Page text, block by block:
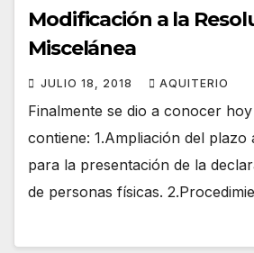
Modificación a la
Miscelánea
JULIO 18, 2018 AQUITERIO
Finalmente se dio a conocer
contiene: 1.Ampliación del plazo
para la presentación de la
de personas físicas.